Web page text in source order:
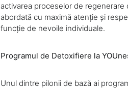
activarea proceselor de regenerare
abordată cu maximă atenție și
funcție de nevoile individuale.
Programul de Detoxifiere la
Unul dintre pilonii de bază ai